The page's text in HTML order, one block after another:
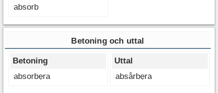
absorb
Betoning och uttal
Betoning
absorbẹra
Uttal
absårbẹra